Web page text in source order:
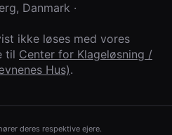
, Danmark ·
ikke løses med vores
til Center for Klageløsning /
Hus).
deres respektive ejere.